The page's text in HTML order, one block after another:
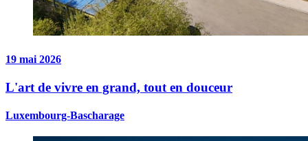
19 mai 2026
L'art de vivre en grand, tout en douceur
Luxembourg-Bascharage